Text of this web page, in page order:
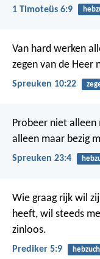
1 Timoteüs 6:9
Van hard werken
zegen van de Heer
Spreuken 10:22
Probeer niet
alleen maar bezig
Spreuken 23:4
Wie graag rijk wil
heeft, wil steeds
zinloos.
Prediker 5:9